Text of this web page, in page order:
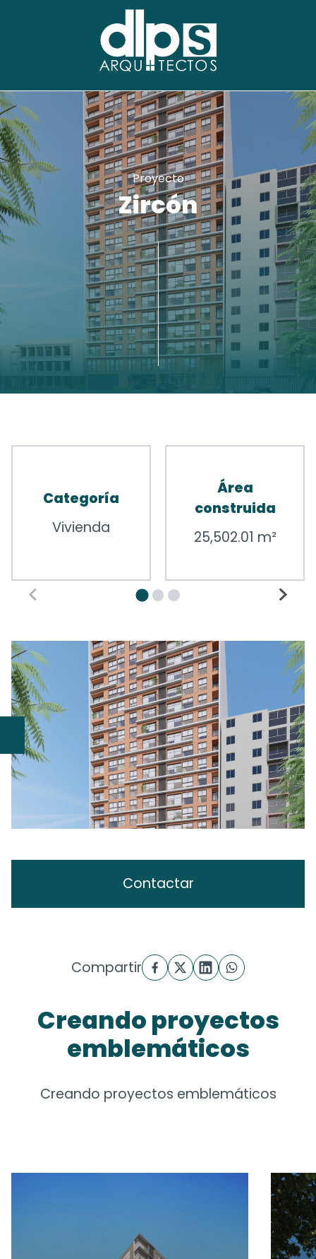
Proyecto
Zircón
Categoría
Vivienda
Área
construida
25,502.01 m²
Contactar
Compartir
Creando proyectos
emblemáticos
Creando proyectos emblemáticos